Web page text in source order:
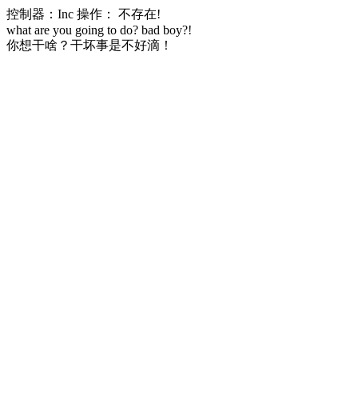
控制器：Inc 操作： 不存在!
what are you going to do? bad boy?!
你想干啥？干坏事是不好滴！